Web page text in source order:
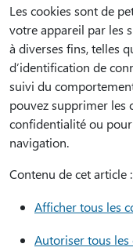
Les cookies sont de
votre appareil par les
à diverses fins, telles
d’identification de
suivi du
pouvez supprimer les
confidentialité ou
navigation.
Contenu de cet article :
Afficher tous les
Autoriser tous les